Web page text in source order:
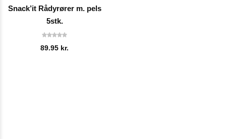
Snack’it Rådyrører m. pels
5stk.
89.95 kr.